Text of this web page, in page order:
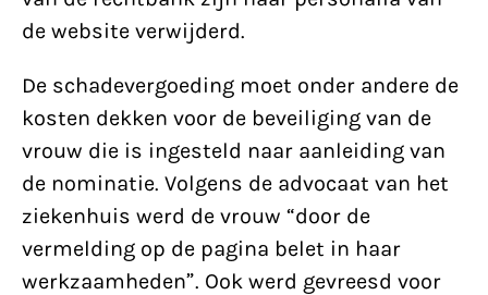
de website verwijderd.
De schadevergoeding moet onder andere de
kosten dekken voor de beveiliging van de
vrouw die is ingesteld naar aanleiding van
de nominatie. Volgens de advocaat van het
ziekenhuis werd de vrouw “door de
vermelding op de pagina belet in haar
werkzaamheden”. Ook werd gevreesd voor